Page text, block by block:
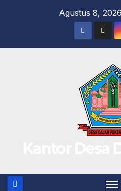
Agustus 8, 2026